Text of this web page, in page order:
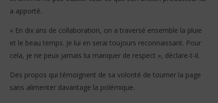
a apporté.
« En dix ans de collaboration, on a traversé ensemble la pluie
et le beau temps. Je lui en serai toujours reconnaissant. Pour
cela, je ne peux jamais lui manquer de respect », déclare-t-il.
Des propos qui témoignent de sa volonté de tourner la page
sans alimenter davantage la polémique.